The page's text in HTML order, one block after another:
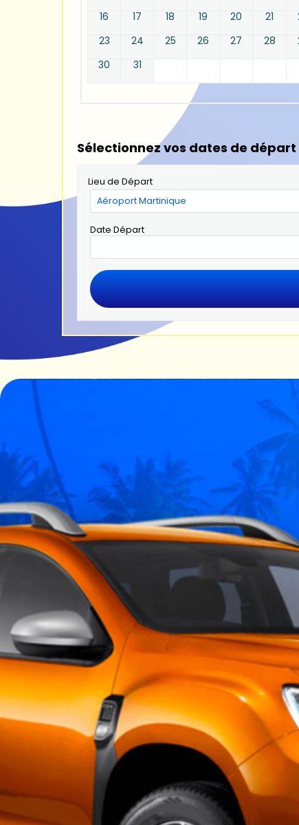
16
17 18 19 20 21
23
24 25 26 27 28
30
31
Sélectionnez vos dates de
Lieu de Départ
Date Départ